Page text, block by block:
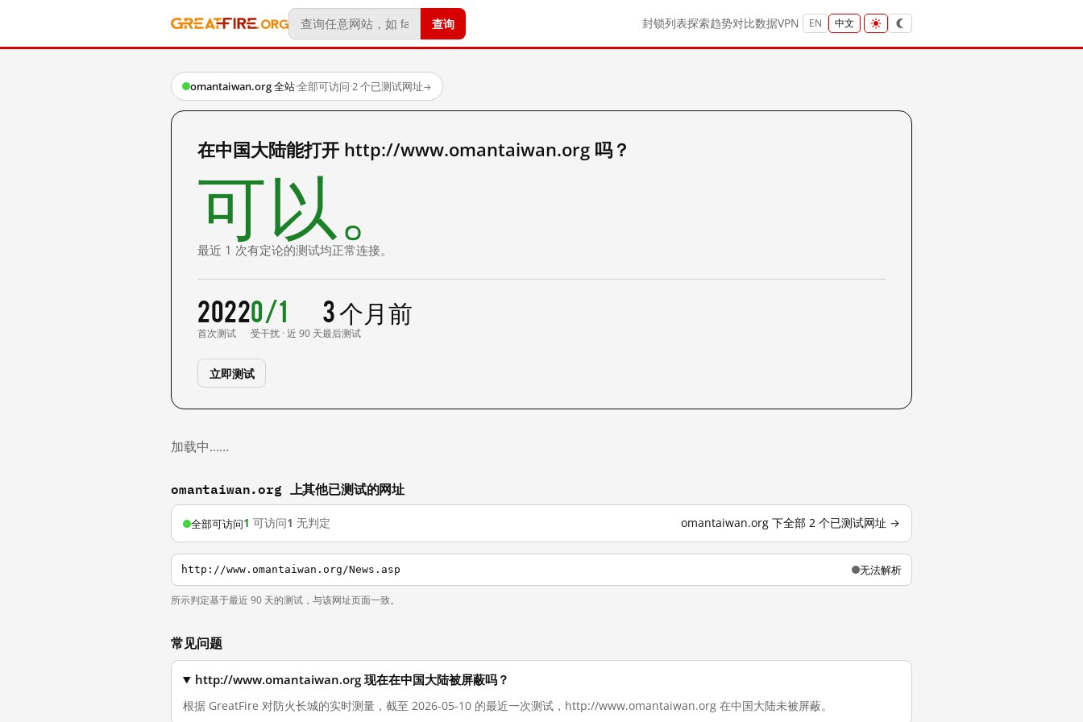
查询 封锁列表探索趋势对比数据VPN EN 中文
omantaiwan.org 全站·全部可访问·2 个已测试网址→
在中国大陆能打开 http://www.omantaiwan.org 吗？
可以。
最近 1 次有定论的测试均正常连接。
2022
首次测试
0/1
受干扰 · 近 90 天
3 个月前
最后测试
立即测试
加载中……
omantaiwan.org 上其他已测试的网址
全部可访问1 可访问1 无判定 omantaiwan.org 下全部 2 个已测试网址 →
http://www.omantaiwan.org/News.asp 无法解析
所示判定基于最近 90 天的测试，与该网址页面一致。
常见问题
http://www.omantaiwan.org 现在在中国大陆被屏蔽吗？
根据 GreatFire 对防火长城的实时测量，截至 2026-05-10 的最近一次测试，http://www.omantaiwan.org 在中国大陆未被屏蔽。